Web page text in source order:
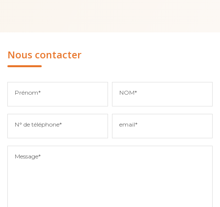
Nous contacter
Prénom* NOM*
N° de téléphone* email*
Message*